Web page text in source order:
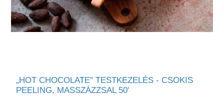
„HOT CHOCOLATE” TESTKEZELÉS - CSOKIS
PEELING, MASSZÁZZSAL 50'